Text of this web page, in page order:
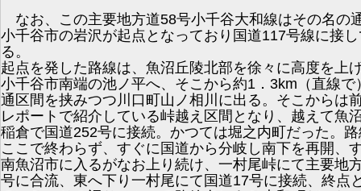
なお、この主要地方道58号小千谷大和線はその名の
小千谷市の岩沢が起点となっており国道117号線に接
る。
起点を発した路線は、魚沼丘陵北部を徐々に高度を上
小千谷市南端の池ノ平へ、そこから約1．3km（直線で
通区間を挟みつつ川口町山ノ相川に出る。そこからは
レポートで紹介している峠越え区間となり、越えて魚
稲倉で国道252号に接続。かつては堀之内町だった。
ここで終わらず、すぐに国道から分岐し南下を再開、
南魚沼市に入るがなお上り続け、一村尾峠にて主要地
号に合流、東へ下り一村尾にて国道17号に接続、終点